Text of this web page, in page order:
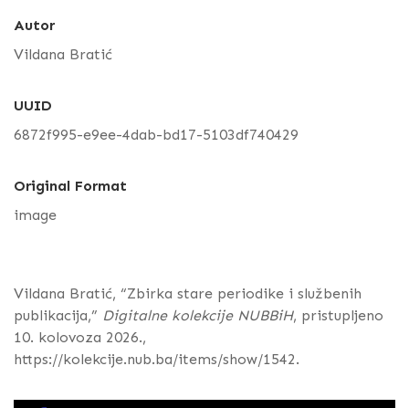
Autor
Vildana Bratić
UUID
6872f995-e9ee-4dab-bd17-5103df740429
Original Format
image
Vildana Bratić, “Zbirka stare periodike i službenih
publikacija,” Digitalne kolekcije NUBBiH, pristupljeno
10. kolovoza 2026.,
https://kolekcije.nub.ba/items/show/1542.